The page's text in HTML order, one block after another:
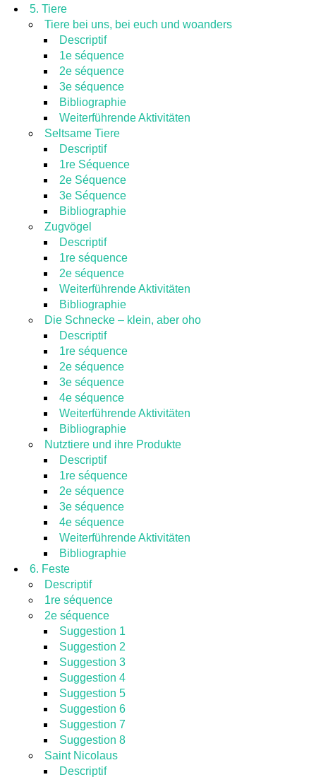
5. Tiere
Tiere bei uns, bei euch und woanders
Descriptif
1e séquence
2e séquence
3e séquence
Bibliographie
Weiterführende Aktivitäten
Seltsame Tiere
Descriptif
1re Séquence
2e Séquence
3e Séquence
Bibliographie
Zugvögel
Descriptif
1re séquence
2e séquence
Weiterführende Aktivitäten
Bibliographie
Die Schnecke – klein, aber oho
Descriptif
1re séquence
2e séquence
3e séquence
4e séquence
Weiterführende Aktivitäten
Bibliographie
Nutztiere und ihre Produkte
Descriptif
1re séquence
2e séquence
3e séquence
4e séquence
Weiterführende Aktivitäten
Bibliographie
6. Feste
Descriptif
1re séquence
2e séquence
Suggestion 1
Suggestion 2
Suggestion 3
Suggestion 4
Suggestion 5
Suggestion 6
Suggestion 7
Suggestion 8
Saint Nicolaus
Descriptif